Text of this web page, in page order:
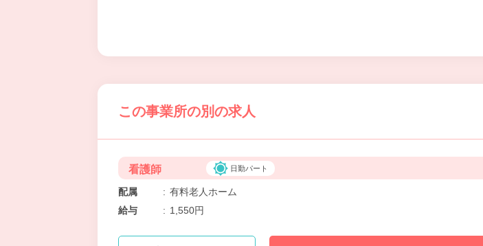
この事業所の別の求人
看護師 日勤パート
配属 : 有料老人ホーム
給与
: 1,550円